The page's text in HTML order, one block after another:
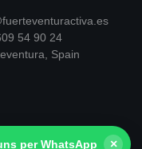
54 90 24
Spain
per WhatsApp ×